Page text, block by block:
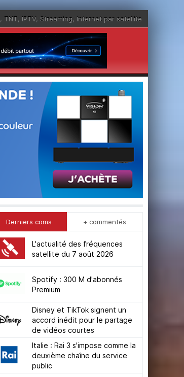
, TNT, IPTV, Streaming, Internet par satellite
Derniers coms + commentés
L'actualité des fréquences
satellite du 7 août 2026
Spotify : 300 M d'abonnés
Premium
Disney et TikTok signent un
accord inédit pour le partage
de vidéos courtes
Italie : Rai 3 s'impose comme la
deuxième chaîne du service
public